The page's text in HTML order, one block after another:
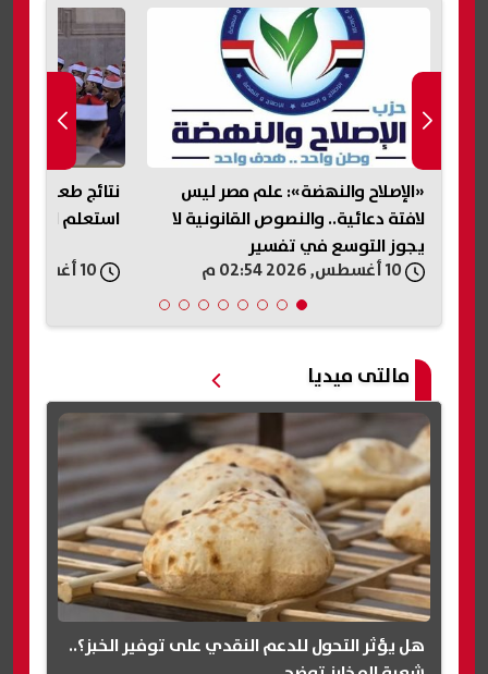
«الإصلاح والنهضة»: علم مصر ليس
لافتة دعائية.. والنصوص القانونية لا
يجوز التوسع في تفسير
استعلم الآن
مالتى ميديا
هل يؤثر التحول للدعم النقدي على توفير الخبز؟..